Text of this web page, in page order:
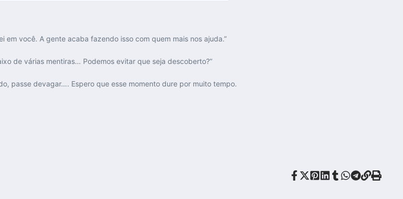
você. A gente acaba fazendo isso com quem mais nos ajuda.”
de várias mentiras… Podemos evitar que seja descoberto?”
passe devagar…. Espero que esse momento dure por muito tempo.